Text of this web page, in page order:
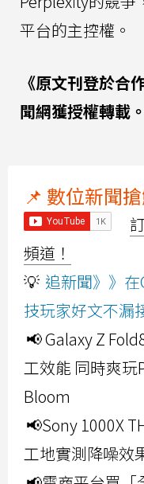
平台的主控權。
《原文刊登於合
聞網獲授權轉載。
📌 數位新聞搶
頻道！
💡 追新聞》》
技玩家好文不漏
📢 Galaxy Z
工效能 同時爽
Bloom
📢Sony 1000X
工地實測降噪效